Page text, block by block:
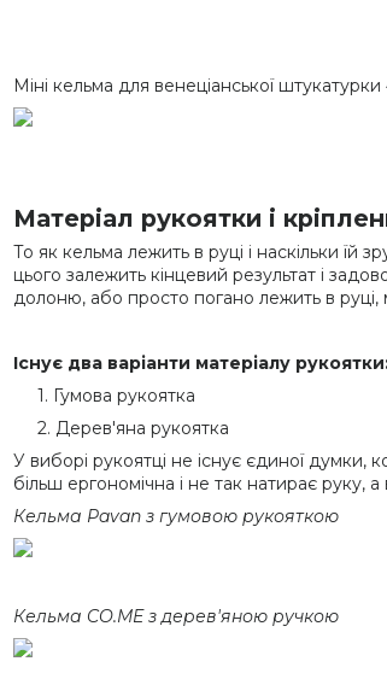
Міні кельма для венеціанської
Матеріал рукоятки і
То як кельма лежить в руці і наскільки їй
цього залежить кінцевий результат і
долоню, або просто погано лежить в
Існує два варіанти матеріалу
Гумова рукоятка
Дерев'яна рукоятка
У виборі рукоятці не існує єдиної
більш ергономічна і не так натирає
Кельма Pavan з гумовою рукояткою
Кельма CO.ME з дерев'яною ручкою